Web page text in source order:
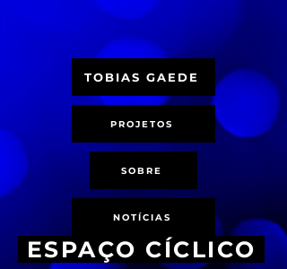
TOBIAS GAEDE
PROJETOS
SOBRE
NOTÍCIAS
ESPAÇO CÍCLICO